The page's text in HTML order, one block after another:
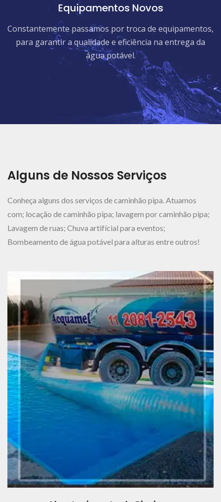
Equipamentos Novos
Constantemente passamos por troca de equipamentos,
para garantir a qualidade e eficiência na entrega da
água potável.
Alguns de Nossos Serviços
Conheça alguns dos serviços de caminhão pipa. Atuamos
com; locação de caminhão pipa; lavagem por caminhão pipa;
Lavagem de ruas; Chuva artifícial para eventos;
Bombeamento de água potável para alturas entre outros!